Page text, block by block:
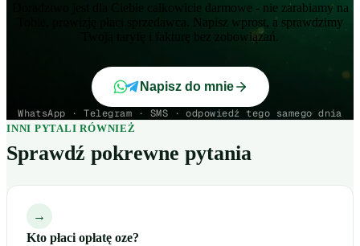
Doradztwo jest dla Ciebie całkowicie darmowe - nie zarabiamy na
Tobie, prowizję płaci sprzedawca. Napisz wprost, a sprawdzimy
Twoją taryfę i fakturę bez zobowiązań.
Napisz do mnie
WhatsApp · Telegram · SMS · odpowiedź tego samego dnia
INNI PYTALI RÓWNIEŻ
Sprawdź pokrewne pytania
→
Kto płaci opłatę oze?